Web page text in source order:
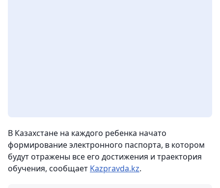
В Казахстане на каждого ребенка начато
формирование электронного паспорта, в котором
будут отражены все его достижения и траектория
обучения, сообщает Kazpravda.kz.